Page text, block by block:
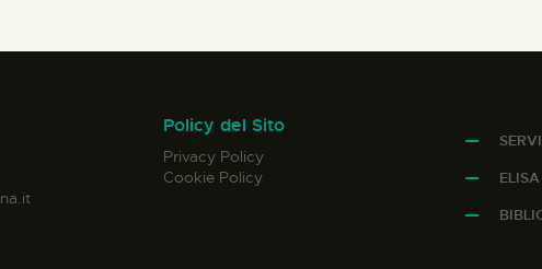
Policy del Sito
Privacy Policy
Cookie Policy